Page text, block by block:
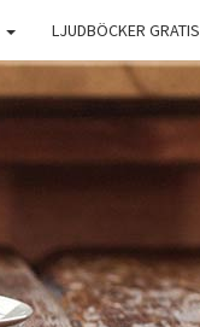
LJUDBÖCKER GRATIS